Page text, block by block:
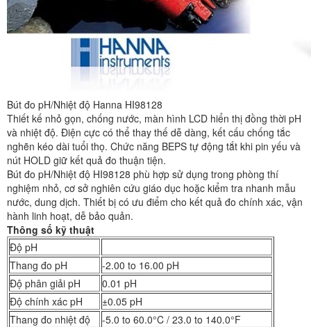
Bút đo pH/Nhiệt độ Hanna HI98128
Thiết kế nhỏ gọn, chống nước, màn hình LCD hiển thị đồng thời pH
và nhiệt độ. Điện cực có thể thay thế dễ dàng, kết cấu chống tắc
nghẽn kéo dài tuổi thọ. Chức năng BEPS tự động tắt khi pin yếu và
nút HOLD giữ kết quả đo thuận tiện.
Bút đo pH/Nhiệt độ HI98128 phù hợp sử dụng trong phòng thí
nghiệm nhỏ, cơ sở nghiên cứu giáo dục hoặc kiểm tra nhanh mẫu
nước, dung dịch. Thiết bị có ưu điểm cho kết quả đo chính xác, vận
hành linh hoạt, dễ bảo quản.
Thông số kỹ thuật
Độ pH
Thang đo pH
-2.00 to 16.00 pH
Độ phân giải pH
0.01 pH
Độ chính xác pH
±0.05 pH
Thang đo nhiệt độ
-5.0 to 60.0°C / 23.0 to 140.0°F